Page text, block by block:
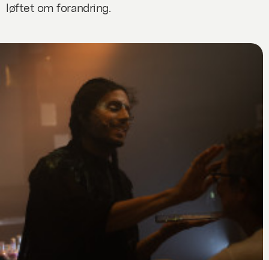
løftet om forandring.